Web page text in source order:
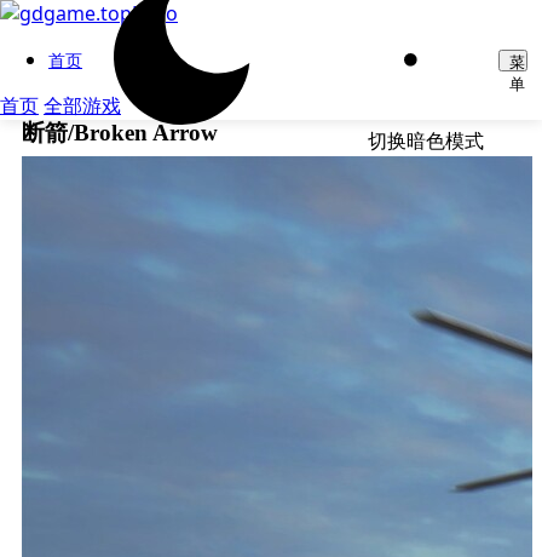
首页
首页全部游戏
切换暗色模式
菜
单
断箭/Broken Arrow